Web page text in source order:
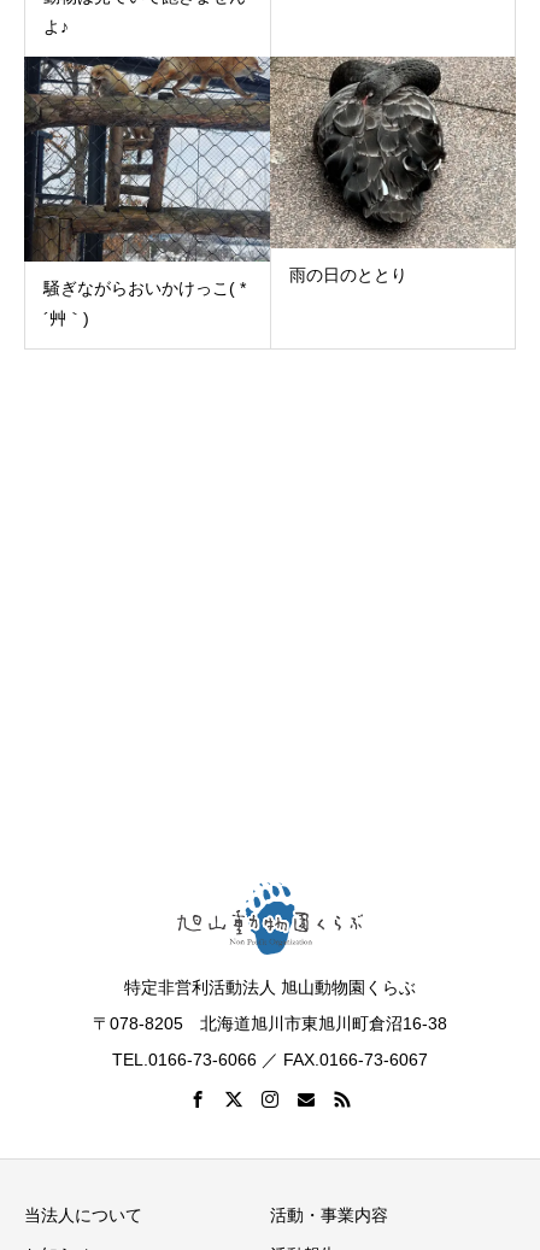
よ♪
騒ぎながらおいかけっこ( *
´艸｀)
雨の日のととり
特定非営利活動法人 旭山動物園くらぶ
〒078-8205 北海道旭川市東旭川町倉沼16-38
TEL.0166-73-6066 ／ FAX.0166-73-6067
当法人について 活動・事業内容